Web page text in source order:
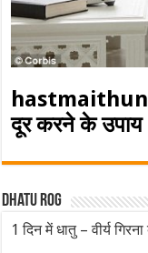
hastmaithun
दूर करने के उपाय
Dhatu rog
1 दिन में धातु – वीर्य